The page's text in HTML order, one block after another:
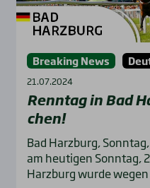
Breaking News
21.07.2024
Renn­tag in Bad
chen!
Bad Harzburg,
am heutigen Sonntag,
Harzburg wurde wegen